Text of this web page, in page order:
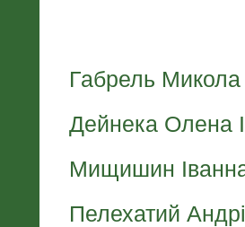
Габрель
Дейнека Олена
Мищишин
Пелехатий